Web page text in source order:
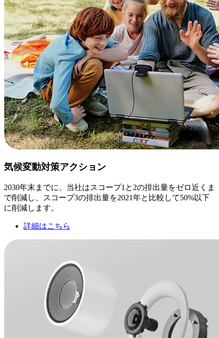
気候変動対策アクション
2030年末までに、当社はスコープ1と2の排出量をゼロ近くま
で削減し、スコープ3の排出量を2021年と比較して50%以下
に削減します。
詳細はこちら